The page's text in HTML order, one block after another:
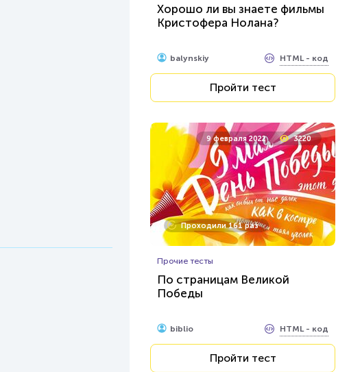
Хорошо ли вы знаете фильмы
Кристофера Нолана?
balynskiy HTML - код
Пройти тест
9 февраля 2022 3220
Проходили 161 раз
Прочие тесты
По страницам Великой
Победы
biblio HTML - код
Пройти тест